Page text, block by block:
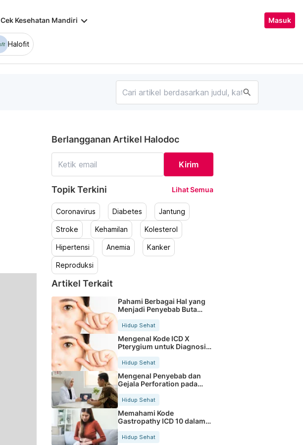
Cek Kesehatan Mandiri keyboard_arrow_down Masuk
Halofit
search
Berlangganan Artikel Halodoc
Kirim
Topik Terkini Lihat Semua
Coronavirus Diabetes Jantung
Stroke Kehamilan Kolesterol
Hipertensi Anemia Kanker
Reproduksi
Artikel Terkait
Pahami Berbagai Hal yang
Menjadi Penyebab Buta
Hidup Sehat
Mengenal Kode ICD X
Pterygium untuk Diagnosis
Hidup Sehat
Mengenal Penyebab dan
Gejala Perforation pada
Tubuh
Hidup Sehat
Memahami Kode
Gastropathy ICD 10 dalam
Rekam Medis Pasien
Hidup Sehat